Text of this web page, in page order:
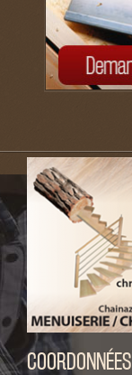
COORDONNÉES